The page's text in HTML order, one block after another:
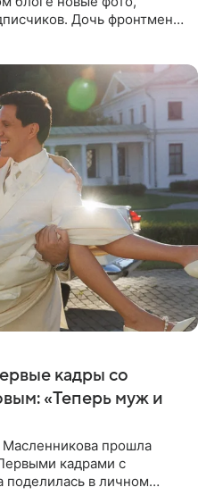
Дочь фронтмена
кадры со
«Теперь муж и
прошла
кадрами с
в личном